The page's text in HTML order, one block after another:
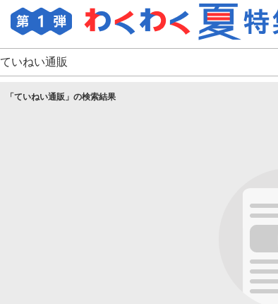
ショッピング
「 ていねい通販 」の検索結果